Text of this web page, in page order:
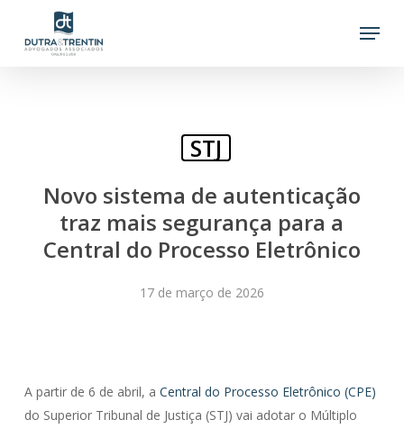
Menu
STJ
Novo sistema de autenticação
traz mais segurança para a
Central do Processo Eletrônico
17 de março de 2026
A partir de 6 de abril, a Central do Processo Eletrônico (CPE)
do Superior Tribunal de Justiça (STJ) vai adotar o Múltiplo